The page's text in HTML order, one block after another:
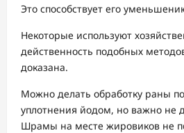
Это способствует его
Некоторые используют
действенность подобных
доказана.
Можно делать обработку раны
уплотнения йодом, но важно не
Шрамы на месте жировиков не